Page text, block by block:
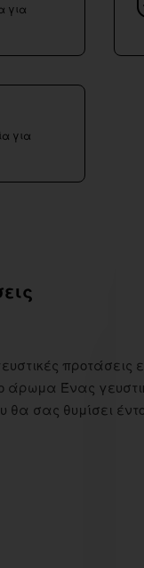
για
για
προτάσεις
Ένας
σας θυμίσει